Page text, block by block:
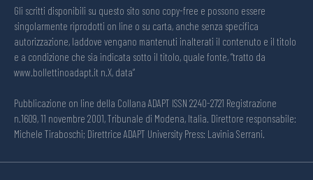
Gli scritti disponibili su questo sito sono copy-free e possono essere
singolarmente riprodotti on line o su carta, anche senza specifica
autorizzazione, laddove vengano mantenuti inalterati il contenuto e il titolo
e a condizione che sia indicata sotto il titolo, quale fonte, “tratto da
www.bollettinoadapt.it n.X, data“
Pubblicazione on line della Collana ADAPT ISSN 2240-2721 Registrazione
n.1609, 11 novembre 2001, Tribunale di Modena, Italia. Direttore responsabile:
Michele Tiraboschi; Direttrice ADAPT University Press: Lavinia Serrani.